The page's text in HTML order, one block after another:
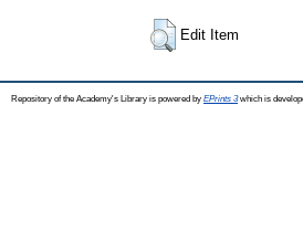
Edit Item
Repository of the Academy's Library is powered by EPrints 3which is